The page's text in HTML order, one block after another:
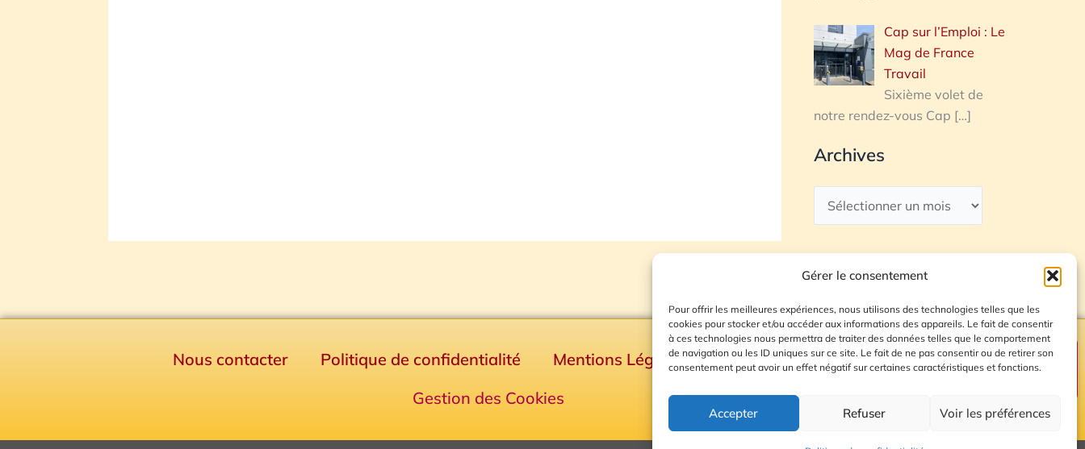
Gérer le consentement
Pour offrir les meilleures expériences, nous utilisons des technologies telles que les
cookies pour stocker et/ou accéder aux informations des appareils. Le fait de consentir
à ces technologies nous permettra de traiter des données telles que le comportement
de navigation ou les ID uniques sur ce site. Le fait de ne pas consentir ou de retirer son
consentement peut avoir un effet négatif sur certaines caractéristiques et fonctions.
Accepter Refuser Voir les préférences
Cap sur l’Emploi : Le
Mag de France
Travail
Sixième volet de
notre rendez-vous Cap […]
Archives
Nous contacter Politique de confidentialité Mentions Légales
Plan du site
Gestion des Cookies